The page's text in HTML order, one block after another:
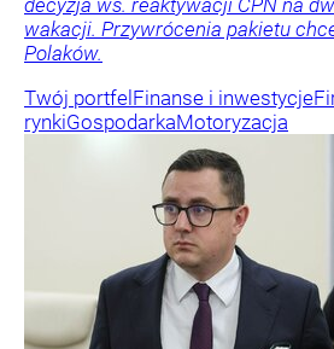
decyzja ws. reaktywacji CPN na
wakacji. Przywrócenia pakietu
Polaków.
Twój portfel Finanse i inwestycje
rynkiGospodarkaMotoryzacja